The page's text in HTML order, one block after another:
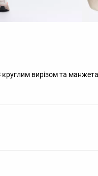
вирізом та